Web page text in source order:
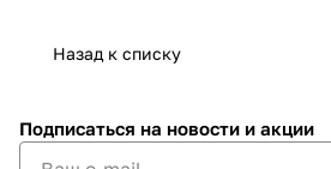
2
Назад к списку
Подписаться на новости и акции